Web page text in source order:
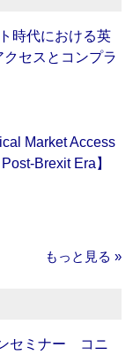
時代における英
セスとコンプラ
Market Access
Brexit Era】
もっと見る »
セミナー コニ